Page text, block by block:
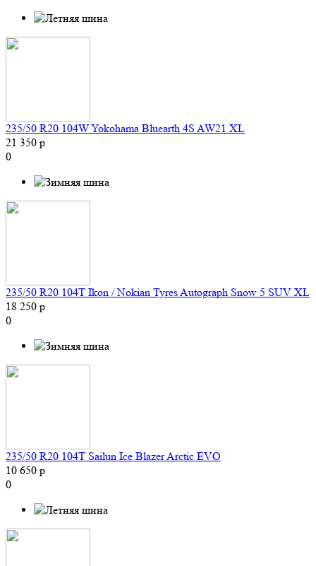
235/50 R20 104W Yokohama Bluearth 4S AW21 XL
21 350 р
0
235/50 R20 104T Ikon / Nokian Tyres Autograph Snow 5 SUV XL
18 250 р
0
235/50 R20 104T Sailun Ice Blazer Arctic EVO
10 650 р
0